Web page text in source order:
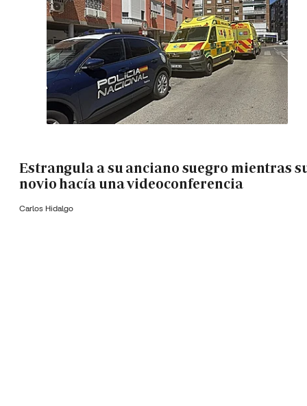
Estrangula a su anciano suegro mientras
novio hacía una videoconferencia
Carlos Hidalgo